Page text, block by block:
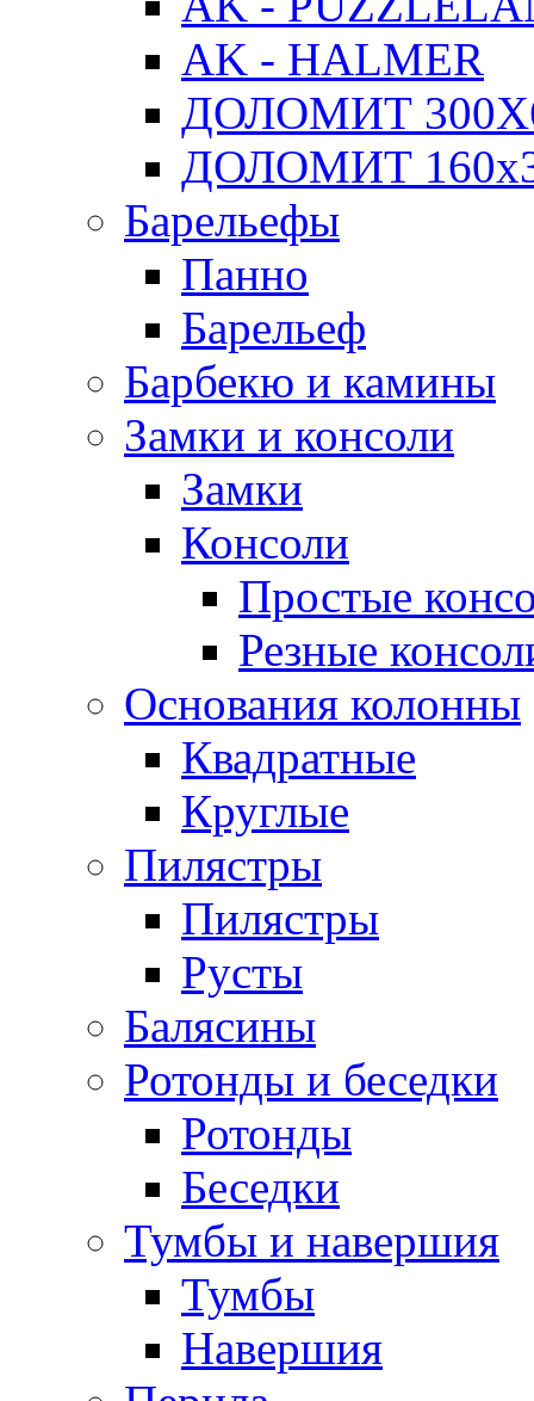
AK - HALMER
ДОЛОМИТ
ДОЛОМИТ
Барельефы
Панно
Барельеф
Барбекю и камины
Замки и консоли
Замки
Консоли
Простые
Резные
Основания колонны
Квадратные
Круглые
Пилястры
Пилястры
Русты
Балясины
Ротонды и беседки
Ротонды
Беседки
Тумбы и навершия
Тумбы
Навершия